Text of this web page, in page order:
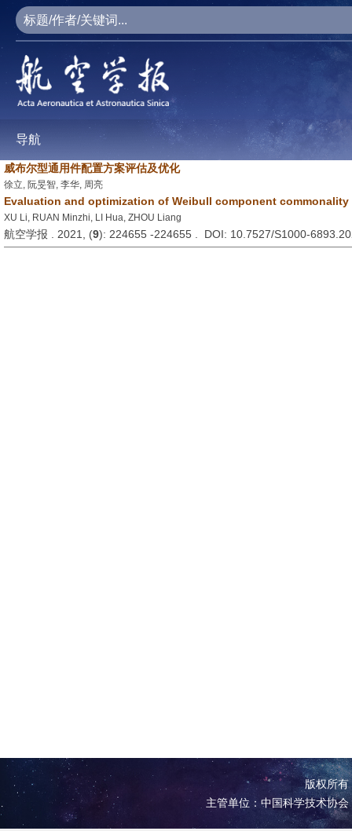
导航
威布尔型通用件配置方案评估及优化
徐立, 阮旻智, 李华, 周亮
Evaluation and optimization of Weibull component
XU Li, RUAN Minzhi, LI Hua, ZHOU Liang
航空学报 . 2021, (9): 224655 -224655 . DOI: 10.7527/S1000-
版权所
主管单位：中国科学技术协